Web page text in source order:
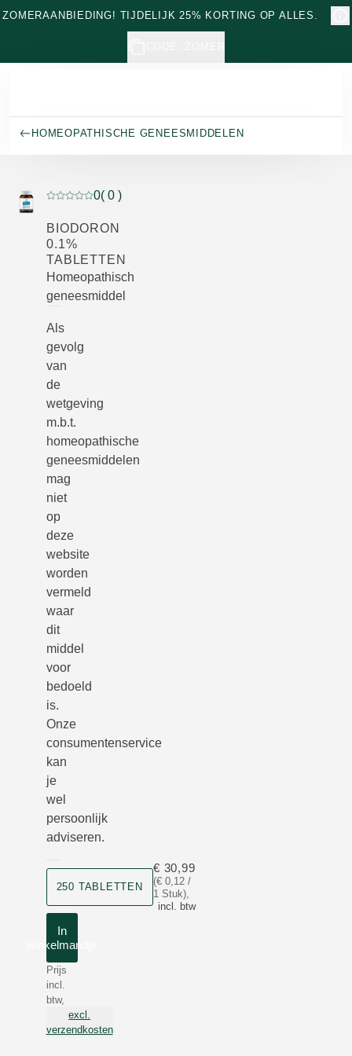
Naar hoofdinhoud gaan
ZOMERAANBIEDING! TIJDELIJK 25% KORTING OP ALLES.
HOMEOPATHISCHE GENEESMIDDELEN
Beoordeling: 0 van 5 beoordeeld door 0 personen
0( 0 )
BIODORON
0.1%
TABLETTEN
Homeopathisch
geneesmiddel
Als
gevolg
van
de
wetgeving
m.b.t.
homeopathische
geneesmiddelen
mag
niet
op
deze
website
worden
vermeld
waar
dit
middel
voor
bedoeld
is.
Onze
consumentenservice
kan
je
wel
persoonlijk
adviseren.
250 TABLETTEN
(€ 0,12 /
1 Stuk),
incl. btw
€ 30,99
In
winkelmandje
Prijs
incl.
btw,
excl.
verzendkosten